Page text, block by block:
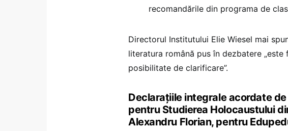
recomandările din programa de
Directorul Institutului Elie Wiesel mai
literatura română pus în dezbatere
posibilitate de clarificare”.
Declarațiile integrale acordate
pentru Studierea Holocaustului
Alexandru Florian, pentru